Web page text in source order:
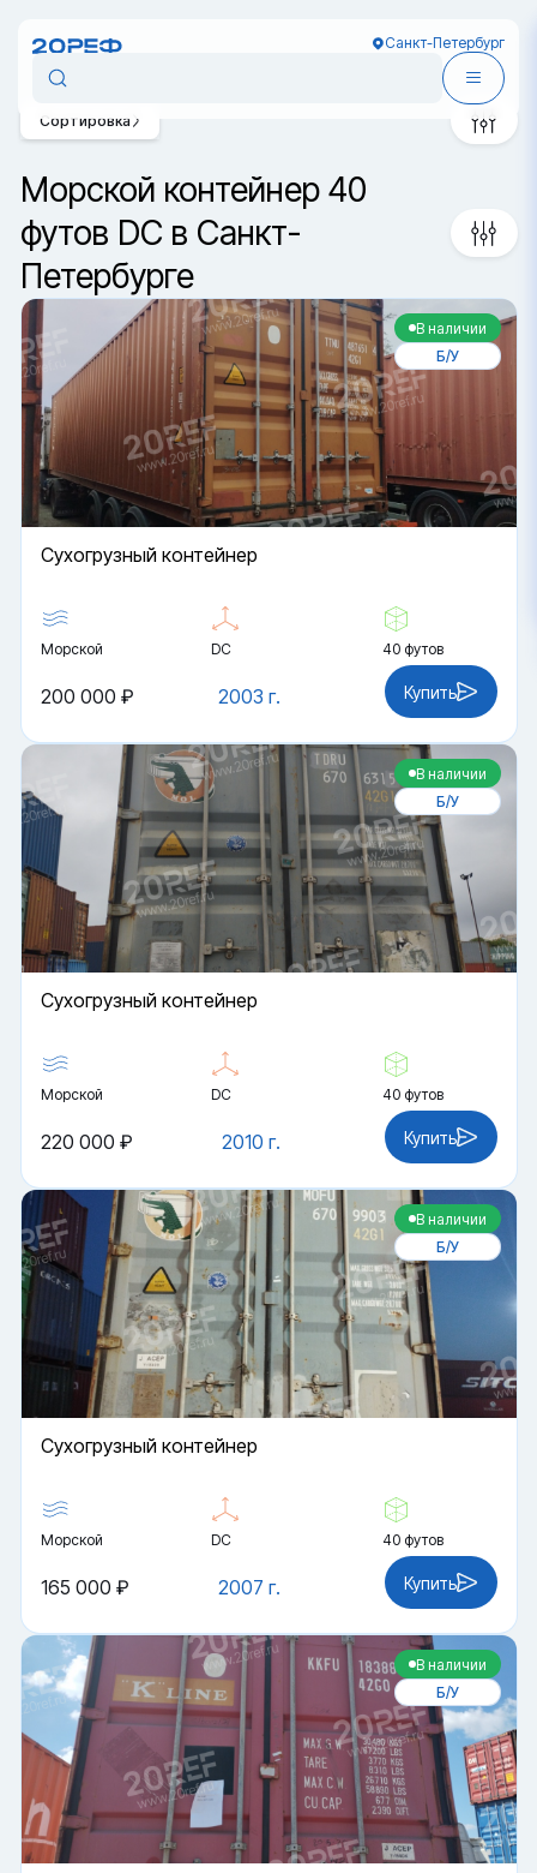
Санкт-Петербург
Морской контейнер 40
футов DC в Санкт-
Петербурге
Сортировка
В наличии
Б/У
Cухогрузный контейнер
Морской DC 40 футов
2003 г.
200 000 ₽ Купить
В наличии
Б/У
Cухогрузный контейнер
Морской DC 40 футов
2010 г.
220 000 ₽ Купить
В наличии
Б/У
Cухогрузный контейнер
Морской DC 40 футов
2007 г.
165 000 ₽ Купить
В наличии
Б/У